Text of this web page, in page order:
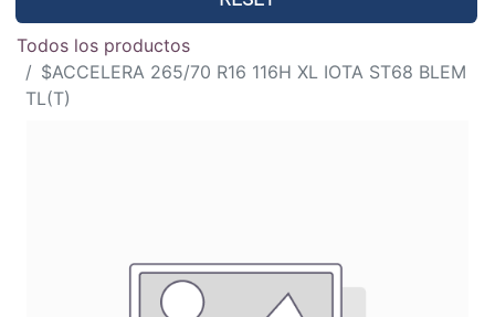
Todos los productos
$ACCELERA 265/70 R16 116H XL IOTA ST68 BLEM
TL(T)